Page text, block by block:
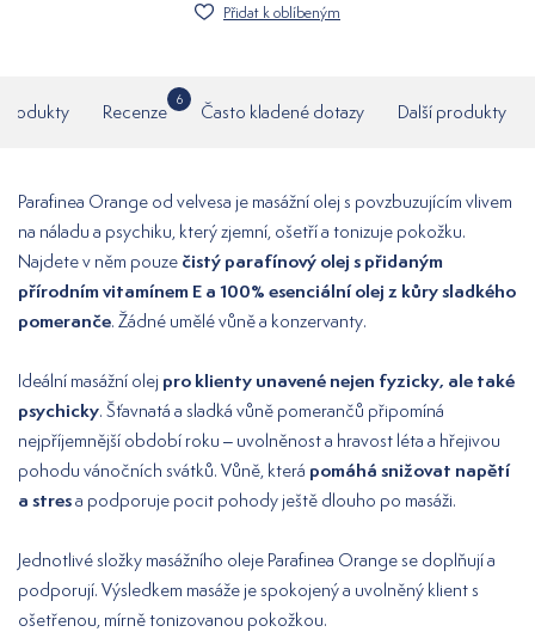
Přidat k oblíbeným
Recenze
6
Často kladené dotazy Další produkty
Parafinea Orange od velvesa je masážní olej s povzbuzujícím vlivem
na náladu a psychiku, který zjemní, ošetří a tonizuje pokožku.
Najdete v něm pouze čistý parafínový olej s přidaným
přírodním vitamínem E a 100% esenciální olej z kůry sladkého
pomeranče. Žádné umělé vůně a konzervanty.
Ideální masážní olej pro klienty unavené nejen fyzicky, ale také
psychicky. Šťavnatá a sladká vůně pomerančů připomíná
nejpříjemnější období roku – uvolněnost a hravost léta a hřejivou
pohodu vánočních svátků. Vůně, která pomáhá snižovat napětí
a stresa podporuje pocit pohody ještě dlouho po masáži.
Jednotlivé složky masážního oleje Parafinea Orange se doplňují a
podporují. Výsledkem masáže je spokojený a uvolněný klient s
ošetřenou, mírně tonizovanou pokožkou.